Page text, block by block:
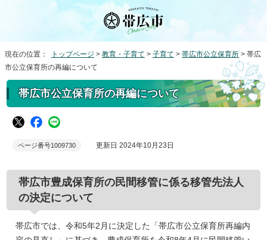
現在の位置： トップページ > 教育・子育て > 子育て > 帯広市公立保育所 > 帯広
市公立保育所の再編について
帯広市公立保育所の再編について
ページ番号1009730 更新日 2024年10月23日
帯広市豊成保育所の民間移管に係る移管先法人
の決定について
帯広市では、令和5年2月に決定した「帯広市公立保育所再編内